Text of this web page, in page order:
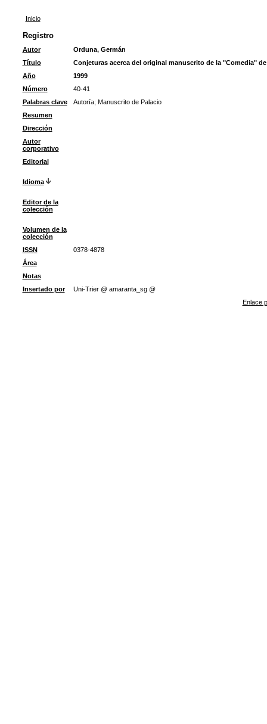
Inicio
Registro
Autor
Orduna, Germán
Título
Conjeturas acerca del original manuscrito de la "Comedia"
Año
1999
Número
40-41
Palabras clave
Autoría; Manuscrito de Palacio
Resumen
Dirección
Autor
corporativo
Editorial
Idioma
Editor de la
colección
Volumen de la
colección
ISSN
0378-4878
Área
Notas
Insertado por
Uni-Trier @ amaranta_sg @
Enlace